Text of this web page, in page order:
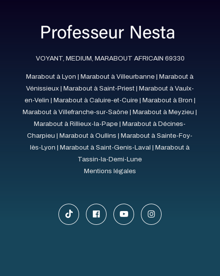
VOYANT, MEDIUM, MARABOUT AFRICAIN 69330
Marabout à Lyon |Marabout à Villeurbanne |Marabout à
Vénissieux| Marabout à Saint-Priest| Marabout à Vaulx-
en-Velin | Marabout à Caluire-et-Cuire| Marabout à Bron |
Marabout à Villefranche-sur-Saône |Marabout à Meyzieu |
Marabout à Rillieux-la-Pape |Marabout à Décines-
Charpieu |Marabout à Oullins |Marabout à Sainte-Foy-
lès-Lyon |Marabout à Saint-Genis-Laval |Marabout à
Tassin-la-Demi-Lune
Mentions légales